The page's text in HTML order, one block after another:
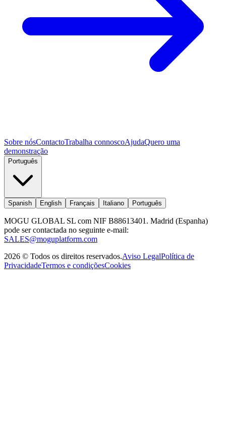
Sobre nósContactoTrabalha connoscoAjudaQuero uma
demonstração
Português
Spanish English Français Italiano Português
MOGU GLOBAL SL com NIF B88613401. Madrid (Espanha)
pode ser contactada no seguinte e-mail:
SALES@moguplatform.com
2026 © Todos os direitos reservados.Aviso LegalPolítica de
PrivacidadeTermos e condiçõesCookies